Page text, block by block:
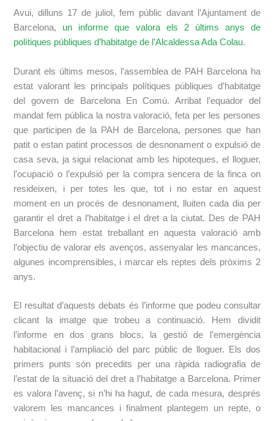
Avui, dilluns 17 de juliol, fem públic davant l’Ajuntament de
Barcelona, un informe que valora els 2 últims anys de
polítiques públiques d’habitatge de l’Alcaldessa Ada Colau.
Durant els últims mesos, l’assemblea de PAH Barcelona ha
estat valorant les principals polítiques públiques d’habitatge
del govern de Barcelona En Comú. Arribat l’equador del
mandat fem pública la nostra valoració, feta per les persones
que participen de la PAH de Barcelona, persones que han
patit o estan patint processos de desnonament o expulsió de
casa seva, ja sigui relacionat amb les hipoteques, el lloguer,
l’ocupació o l’expulsió per la compra sencera de la finca on
resideixen, i per totes les que, tot i no estar en aquest
moment en un procés de desnonament, lluiten cada dia per
garantir el dret a l’habitatge i el dret a la ciutat. Des de PAH
Barcelona hem estat treballant en aquesta valoració amb
l’objectiu de valorar els avenços, assenyalar les mancances,
algunes incomprensibles, i marcar els reptes dels pròxims 2
anys.
El resultat d’aquests debats és l’informe que podeu consultar
clicant la imatge que trobeu a continuació. Hem dividit
l’informe en dos grans blocs, la gestió de l’emergència
habitacional i l’ampliació del parc públic de lloguer. Els dos
primers punts són precedits per una ràpida radiografia de
l’estat de la situació del dret a l’habitatge a Barcelona. Primer
es valora l’avenç, si n’hi ha hagut, de cada mesura, després
valorem les mancances i finalment plantegem un repte, o